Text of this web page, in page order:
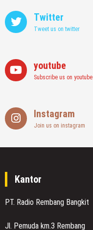
Twitter
Tweet us on twitter
youtube
Subscribe us on youtube
Instagram
Join us on instagram
Kantor
PT. Radio Rembang Bangkit
Jl. Pemuda km.3 Rembang